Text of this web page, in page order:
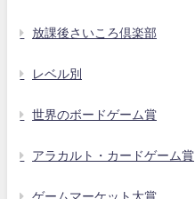
放課後さいころ倶楽部
レベル別
世界のボードゲーム賞
アラカルト・カードゲーム賞